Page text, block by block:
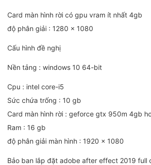
Card màn hình rời có gpu vram ít nhất 4gb
độ phân giải : 1280 x 1080
Cấu hình đề nghị
Nền tảng : windows 10 64-bit
Cpu : intel core-i5
Sức chứa trống : 10 gb
Card màn hình rời : geforce gtx 950m 4gb
Ram : 16 gb
độ phân giải màn hình : 1920 x 1080
Bảo ban lắp đặt adobe after effect 2019 full